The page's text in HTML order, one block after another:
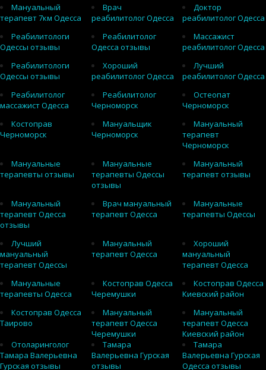
Мануальный
терапевт 7км Одесса
Врач
реабилитолог Одесса
Доктор
реабилитолог Одесса
Реабилитологи
Одессы отзывы
Реабилитолог
Одесса отзывы
Массажист
реабилитолог Одесса
Реабилитологи
Одессы отзывы
Хороший
реабилитолог Одесса
Лучший
реабилитолог Одесса
Реабилитолог
массажист Одесса
Реабилитолог
Черноморск
Остеопат
Черноморск
Костоправ
Черноморск
Мануальщик
Черноморск
Мануальный
терапевт
Черноморск
Мануальные
терапевты отзывы
Мануальные
терапевты Одессы
отзывы
Мануальный
терапевт отзывы
Мануальный
терапевт Одесса
отзывы
Врач мануальный
терапевт Одесса
Мануальные
терапевты Одессы
Лучший
мануальный
терапевт Одессы
Мануальный
терапевт Одесса
Хороший
мануальный
терапевт Одесса
Мануальные
терапевты Одесса
Костоправ Одесса
Черемушки
Костоправ Одесса
Киевский район
Костоправ Одесса
Таирово
Мануальный
терапевт Одесса
Черемушки
Мануальный
терапевт Одесса
Киевский район
Отоларинголог
Тамара Валерьевна
Гурская отзывы
Тамара
Валерьевна Гурская
отзывы
Тамара
Валерьевна Гурская
Одесса отзывы